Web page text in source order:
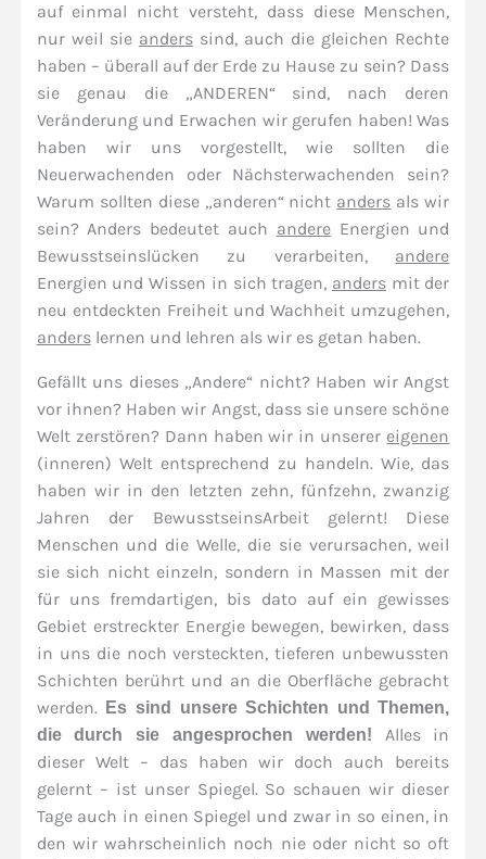
auf einmal nicht versteht, dass diese Menschen,
nur weil sie anderssind, auch die gleichen Rechte
haben – überall auf der Erde zu Hause zu sein? Dass
sie genau die „ANDEREN“ sind, nach deren
Veränderung und Erwachen wir gerufen haben! Was
haben wir uns vorgestellt, wie sollten die
Neuerwachenden oder Nächsterwachenden sein?
Warum sollten diese „anderen“ nicht anders als wir
sein? Anders bedeutet auch andereEnergien und
Bewusstseinslücken zu verarbeiten, andere
Energien und Wissen in sich tragen, andersmit der
neu entdeckten Freiheit und Wachheit umzugehen,
anderslernen und lehren als wir es getan haben.
Gefällt uns dieses „Andere“ nicht? Haben wir Angst
vor ihnen? Haben wir Angst, dass sie unsere schöne
Welt zerstören? Dann haben wir in unserer eigenen
(inneren) Welt entsprechend zu handeln. Wie, das
haben wir in den letzten zehn, fünfzehn, zwanzig
Jahren der BewusstseinsArbeit gelernt! Diese
Menschen und die Welle, die sie verursachen, weil
sie sich nicht einzeln, sondern in Massen mit der
für uns fremdartigen, bis dato auf ein gewisses
Gebiet erstreckter Energie bewegen, bewirken, dass
in uns die noch versteckten, tieferen unbewussten
Schichten berührt und an die Oberfläche gebracht
werden. Es sind unsere Schichten und Themen,
die durch sie angesprochen werden!
Alles in
dieser Welt – das haben wir doch auch bereits
gelernt – ist unser Spiegel. So schauen wir dieser
Tage auch in einen Spiegel und zwar in so einen, in
den wir wahrscheinlich noch nie oder nicht so oft